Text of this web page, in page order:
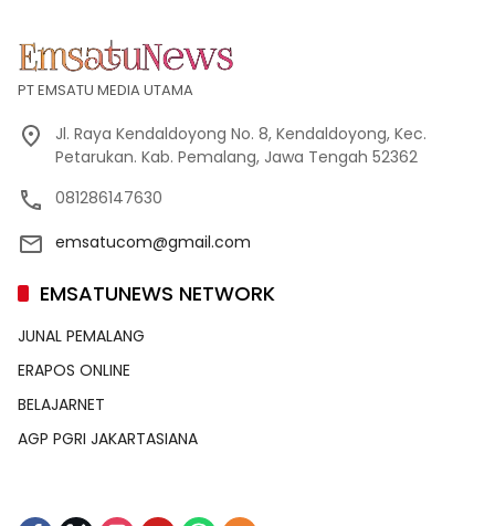
PT EMSATU MEDIA UTAMA
Jl. Raya Kendaldoyong No. 8, Kendaldoyong, Kec.
Petarukan. Kab. Pemalang, Jawa Tengah 52362
081286147630
emsatucom@gmail.com
EMSATUNEWS NETWORK
JUNAL PEMALANG
ERAPOS ONLINE
BELAJARNET
AGP PGRI JAKARTASIANA